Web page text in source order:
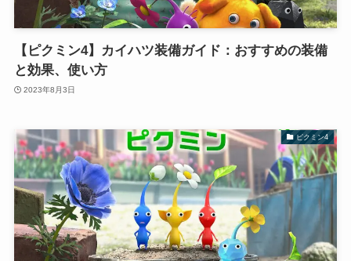
【ピクミン4】カイハツ装備ガイド：おすすめの装備
と効果、使い方
2023年8月3日
ピクミン4